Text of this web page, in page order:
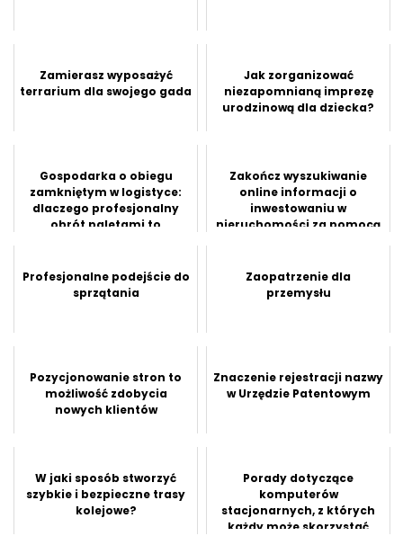
Zamierasz wyposażyć
terrarium dla swojego gada
Jak zorganizować
niezapomnianą imprezę
urodzinową dla dziecka?
Gospodarka o obiegu
zamkniętym w logistyce:
dlaczego profesjonalny
obrót paletami to
Zakończ wyszukiwanie
online informacji o
inwestowaniu w
nieruchomości za pomocą
Profesjonalne podejście do
sprzątania
Zaopatrzenie dla
przemysłu
Pozycjonowanie stron to
możliwość zdobycia
nowych klientów
Znaczenie rejestracji nazwy
w Urzędzie Patentowym
W jaki sposób stworzyć
szybkie i bezpieczne trasy
kolejowe?
Porady dotyczące
komputerów
stacjonarnych, z których
każdy może skorzystać